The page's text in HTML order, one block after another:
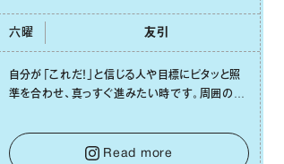
六曜 友引
⾃分が「これだ！」と信じる⼈や⽬標にピタッと照
準を合わせ、真っすぐ進みたい時です。周囲の環
ても、あれこれ迷う必要はありません。余計なノイ
ズをそっと⼿放し、⽬の前のことに集中しましょ
Read more